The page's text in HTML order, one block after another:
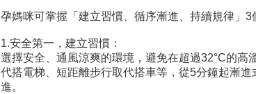
孕媽咪可掌握「建立習慣、循序漸進、持續規律」
1.安全第一，建立習慣：
選擇安全、通風涼爽的環境，避免在超過32°C的
代搭電梯、短距離步行取代搭車等，從5分鐘起漸
進。